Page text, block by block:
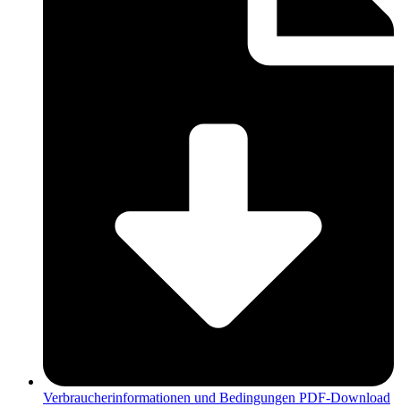
Verbraucherinformationen und Bedingungen PDF-Download